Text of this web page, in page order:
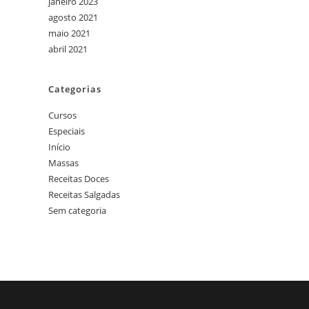
agosto 2021
maio 2021
abril 2021
Categorias
Cursos
Especiais
Início
Massas
Receitas Doces
Receitas Salgadas
Sem categoria